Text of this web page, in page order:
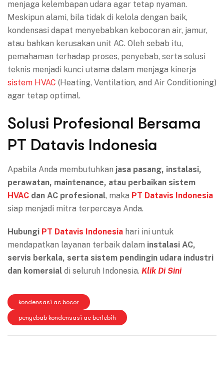
menjaga kelembapan udara agar tetap nyaman.
Meskipun alami, bila tidak di kelola dengan baik,
kondensasi dapat menyebabkan kebocoran air, jamur,
atau bahkan kerusakan unit AC. Oleh sebab itu,
pemahaman terhadap proses, penyebab, serta solusi
teknis menjadi kunci utama dalam menjaga kinerja
sistem HVAC (Heating, Ventilation, and Air Conditioning)
agar tetap optimal.
Solusi Profesional Bersama
PT Datavis Indonesia
Apabila Anda membutuhkan jasa pasang, instalasi,
perawatan, maintenance, atau perbaikan sistem
HVAC dan AC profesional, maka PT Datavis Indonesia
siap menjadi mitra terpercaya Anda.
Hubungi PT Datavis Indonesia hari ini untuk
mendapatkan layanan terbaik dalam instalasi AC,
servis berkala, serta sistem pendingin udara industri
dan komersial di seluruh Indonesia. Klik Di Sini
kondensasi ac bocor
penyebab kondensasi ac berlebih